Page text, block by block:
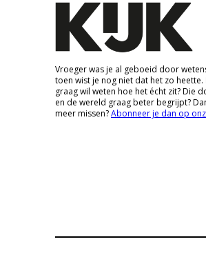
Vroeger was je al geboeid door
toen wist je nog niet dat het zo
graag wil weten hoe het écht zit? Die
en de wereld graag beter begrijpt?
meer missen?Abonneer je dan op